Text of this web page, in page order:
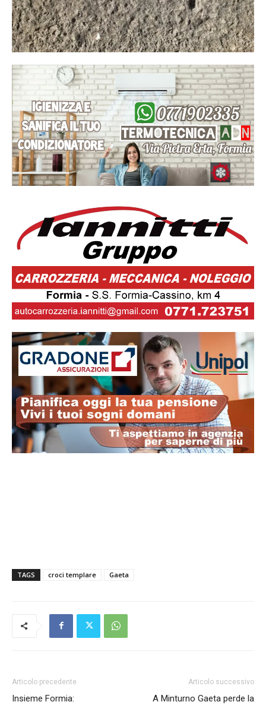
TAGS croci templare Gaeta
Articolo precedente
Insieme Formia:
Articolo successivo
A Minturno Gaeta perde la